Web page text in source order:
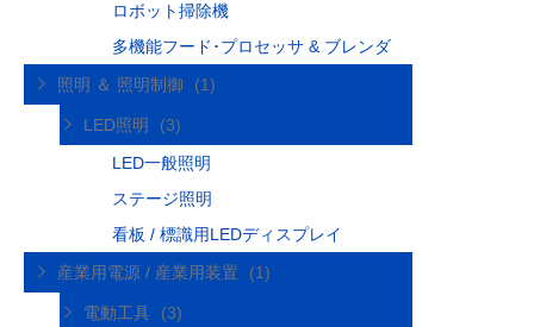
ロボット掃除機
多機能フード･プロセッサ & ブレンダ
照明 ＆ 照明制御
(1)
LED照明
(3)
LED一般照明
ステージ照明
看板 / 標識用LEDディスプレイ
産業用電源 / 産業用装置
(1)
電動工具
(3)